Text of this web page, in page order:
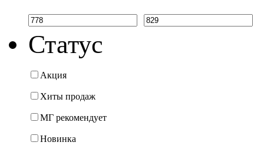
Статус
Акция
Хиты продаж
МГ рекомендует
Новинка